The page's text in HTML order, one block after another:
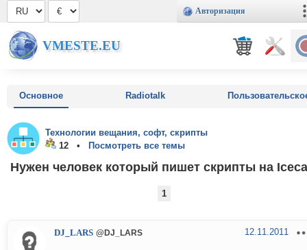
Авторизация
VMESTE.EU
Основное Radiotalk
Технологии вещания, софт, скрипты
12 •
Посмотреть все темы
Нужен человек который пишет скрипты на
1
DJ_LARS @DJ_LARS 12.11.2011